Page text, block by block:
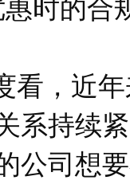
时的合
，近年
系持续
公司想